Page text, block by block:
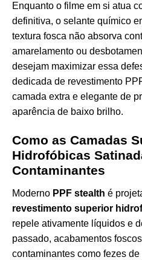
Enquanto o filme em si atua
definitiva, o selante químico
textura fosca não absorva
amarelamento ou
desejam maximizar essa
dedicada de revestimento
camada extra e elegante de
aparência de baixo brilho.
Como as Camadas
Hidrofóbicas
Contaminantes
Moderno PPF stealth é
revestimento superior
repele ativamente líquidos e
passado, acabamentos
contaminantes como fezes